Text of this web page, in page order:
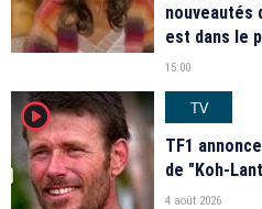
nouveautés
est dans le
15:00
player2
TV
TF1
de "Koh-
4 août 2026